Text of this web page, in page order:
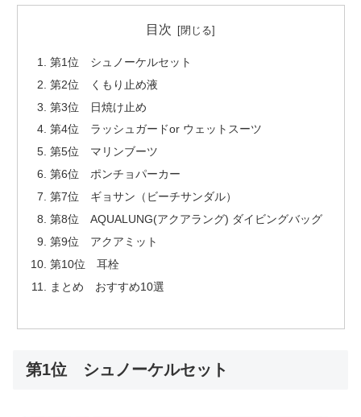
目次
第1位 シュノーケルセット
第2位 くもり止め液
第3位 日焼け止め
第4位 ラッシュガードor ウェットスーツ
第5位 マリンブーツ
第6位 ポンチョパーカー
第7位 ギョサン（ビーチサンダル）
第8位 AQUALUNG(アクアラング) ダイビングバッグ
第9位 アクアミット
第10位 耳栓
まとめ おすすめ10選
第1位 シュノーケルセット